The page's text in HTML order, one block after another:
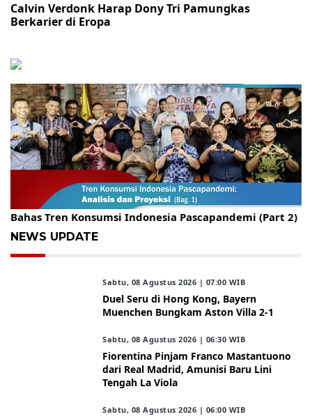
Calvin Verdonk Harap Dony Tri Pamungkas
Berkarier di Eropa
Gelar Kopdar, KBC Jakarta Raya Hadirkan Pakar Ritel
Bahas Tren Konsumsi Indonesia Pascapandemi (Part 2)
NEWS UPDATE
Sabtu, 08 Agustus 2026 | 07:00 WIB
Duel Seru di Hong Kong, Bayern
Muenchen Bungkam Aston Villa 2-1
Sabtu, 08 Agustus 2026 | 06:30 WIB
Fiorentina Pinjam Franco Mastantuono
dari Real Madrid, Amunisi Baru Lini
Tengah La Viola
Sabtu, 08 Agustus 2026 | 06:00 WIB